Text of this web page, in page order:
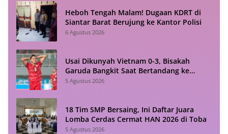
Heboh Tengah Malam! Dugaan KDRT di
Siantar Barat Berujung ke Kantor Polisi
6 Agustus 2026
Usai Dikunyah Vietnam 0-3, Bisakah
Garuda Bangkit Saat Bertandang ke
Singapura?
5 Agustus 2026
18 Tim SMP Bersaing, Ini Daftar Juara
Lomba Cerdas Cermat HAN 2026 di Toba
5 Agustus 2026